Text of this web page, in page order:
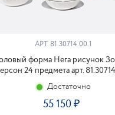
АРТ. 81.30714.00.1
форма Нега рисунок
24 предмета арт.
Достаточно
55 150